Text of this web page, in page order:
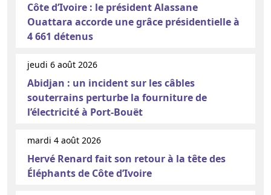
Côte d’Ivoire : le président Alassane
Ouattara accorde une grâce présidentielle à
4 661 détenus
jeudi 6 août 2026
Abidjan : un incident sur les câbles
souterrains perturbe la fourniture de
l’électricité à Port-Bouët
mardi 4 août 2026
Hervé Renard fait son retour à la tête des
Éléphants de Côte d’Ivoire